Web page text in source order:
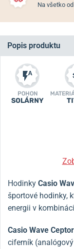
Na všetko od
Popis produktu
POHON
SOLÁRNY
Hodinky Casio
športové hodinky,
energii v
Casio Wave
ciferník